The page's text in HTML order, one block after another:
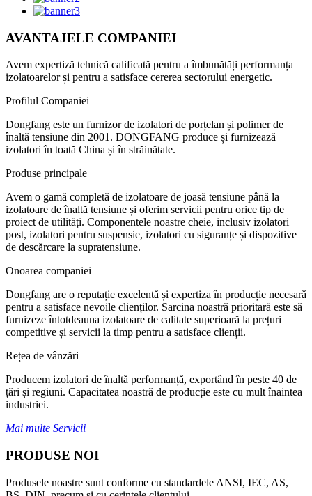
AVANTAJELE COMPANIEI
Avem expertiză tehnică calificată pentru a îmbunătăți performanța
izolatoarelor și pentru a satisface cererea sectorului energetic.
Profilul Companiei
Dongfang este un furnizor de izolatori de porțelan și polimer de
înaltă tensiune din 2001. DONGFANG produce și furnizează
izolatori în toată China și în străinătate.
Produse principale
Avem o gamă completă de izolatoare de joasă tensiune până la
izolatoare de înaltă tensiune și oferim servicii pentru orice tip de
proiect de utilități. Componentele noastre cheie, inclusiv izolatori
post, izolatori pentru suspensie, izolatori cu siguranțe și dispozitive
de descărcare la supratensiune.
Onoarea companiei
Dongfang are o reputație excelentă și expertiza în producție necesară
pentru a satisface nevoile clienților. Sarcina noastră prioritară este să
furnizeze întotdeauna izolatoare de calitate superioară la prețuri
competitive și servicii la timp pentru a satisface clienții.
Rețea de vânzări
Producem izolatori de înaltă performanță, exportând în peste 40 de
țări și regiuni. Capacitatea noastră de producție este cu mult înaintea
industriei.
Mai multe Servicii
PRODUSE NOI
Produsele noastre sunt conforme cu standardele ANSI, IEC, AS,